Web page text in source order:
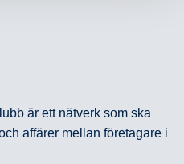
är ett nätverk som ska
affärer mellan företagare i